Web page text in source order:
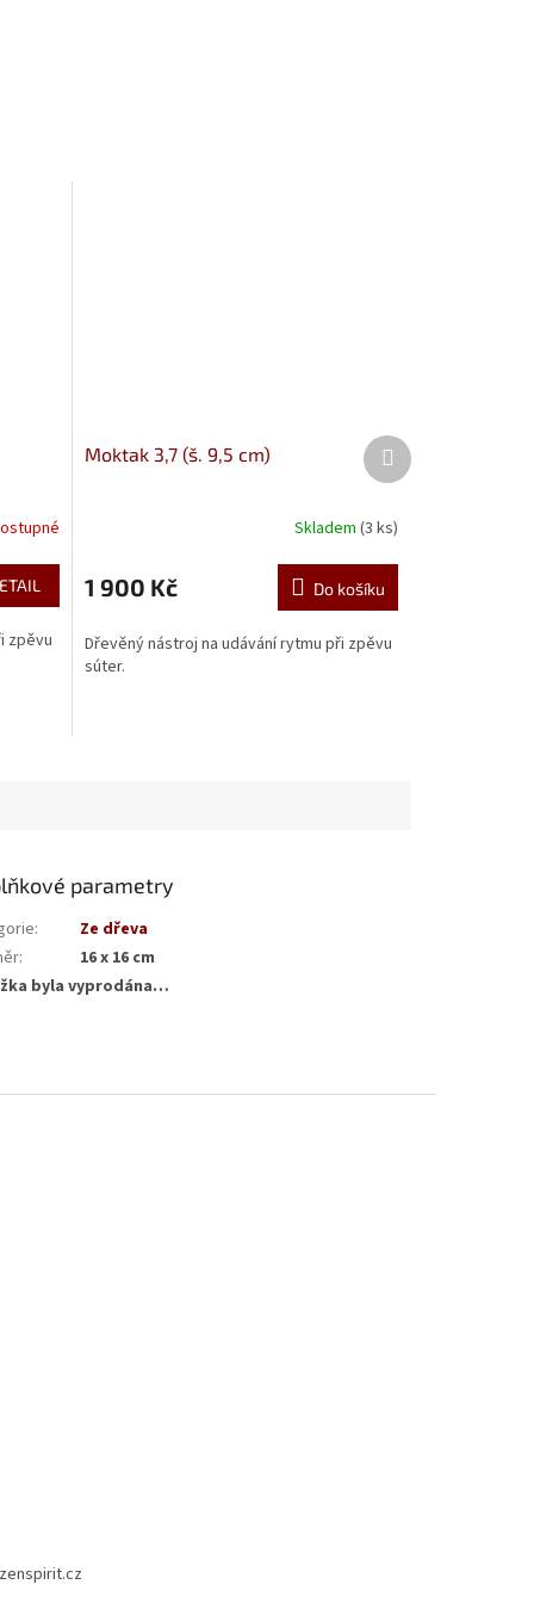
zpěvu
Moktak 3,7 (š. 9,5 cm)
Skladem (3 ks)
1 900 Kč Do košíku
Dřevěný nástroj na udávání rytmu při zpěvu
súter.
Další
produkt
parametry
:
Ze dřeva
:
16 x 16 cm
byla vyprodána…
zenspirit.cz